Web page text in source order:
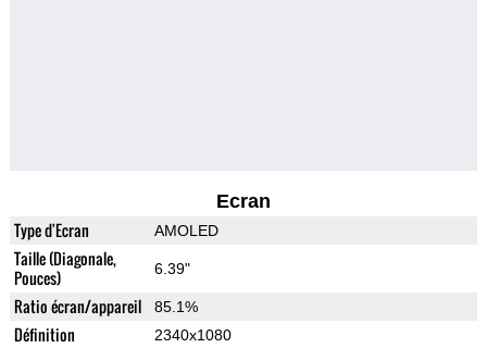
Ecran
Type d'Ecran AMOLED
Taille (Diagonale,
Pouces)
6.39"
Ratio écran/appareil 85.1%
Définition 2340x1080